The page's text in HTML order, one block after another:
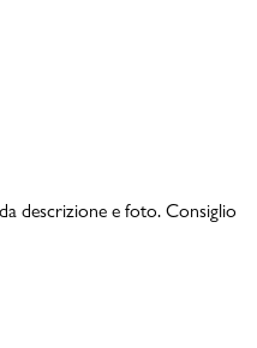
descrizione e foto. Consiglio